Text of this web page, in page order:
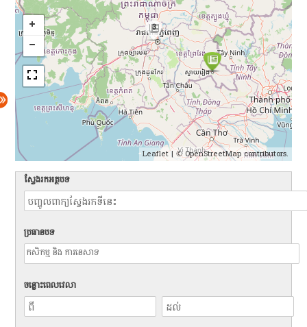
3
Leaflet| © OpenStreetMapcontributors.
ស្វែងរកអត្ថបទ
ប្រធានបទ
ចន្លោះពេលវេលា